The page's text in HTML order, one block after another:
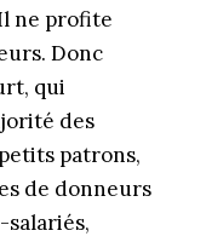
ne profite
Donc
qui
des
patrons,
de donneurs
salariés,